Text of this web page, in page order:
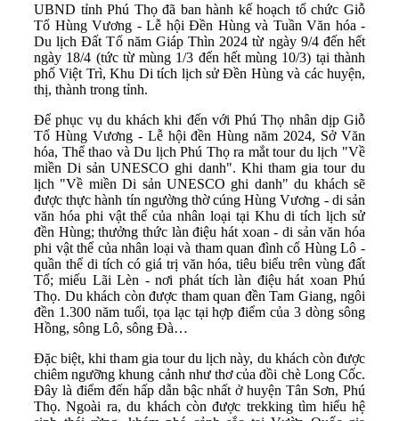
UBND tỉnh Phú Thọ đã ban hành kế hoạch tổ chức Giỗ
Tổ Hùng Vương - Lễ hội Đền Hùng và Tuần Văn hóa -
Du lịch Đất Tổ năm Giáp Thìn 2024 từ ngày 9/4 đến hết
ngày 18/4 (tức từ mùng 1/3 đến hết mùng 10/3) tại thành
phố Việt Trì, Khu Di tích lịch sử Đền Hùng và các huyện,
thị, thành trong tỉnh.
Để phục vụ du khách khi đến với Phú Thọ nhân dịp Giỗ
Tổ Hùng Vương - Lễ hội đền Hùng năm 2024, Sở Văn
hóa, Thể thao và Du lịch Phú Thọ ra mắt tour du lịch "Về
miền Di sản UNESCO ghi danh". Khi tham gia tour du
lịch "Về miền Di sản UNESCO ghi danh" du khách sẽ
được thực hành tín ngường thờ cúng Hùng Vương - di sản
văn hóa phi vật thể của nhân loại tại Khu di tích lịch sử
đền Hùng; thưởng thức làn điệu hát xoan - di sản văn hóa
phi vật thể của nhân loại và tham quan đình cổ Hùng Lô -
quần thể di tích có giá trị văn hóa, tiêu biểu trên vùng đất
Tổ; miếu Lãi Lèn - nơi phát tích làn điệu hát xoan Phú
Thọ. Du khách còn được tham quan đền Tam Giang, ngôi
đền 1.300 năm tuổi, tọa lạc tại hợp điểm của 3 dòng sông
Hồng, sông Lô, sông Đà…
Đặc biệt, khi tham gia tour du lịch này, du khách còn được
chiêm ngưỡng khung cảnh như thơ của đồi chè Long Cốc.
Đây là điểm đến hấp dẫn bậc nhất ở huyện Tân Sơn, Phú
Thọ. Ngoài ra, du khách còn được trekking tìm hiểu hệ